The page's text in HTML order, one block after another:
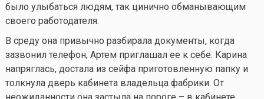
было улыбаться людям, так цинично обманывающим
своего работодателя.
В среду она привычно разбирала документы, когда
зазвонил телефон, Артем приглашал ее к себе. Карина
напряглась, достала из сейфа приготовленную папку и
толкнула дверь кабинета владельца фабрики. От